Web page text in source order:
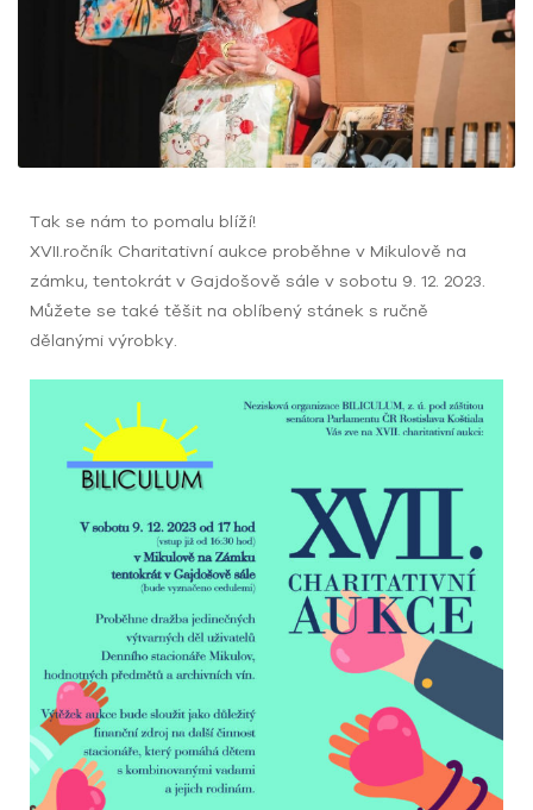
Tak se nám to pomalu blíží!
XVII.ročník Charitativní aukce proběhne v Mikulově na
zámku, tentokrát v Gajdošově sále v sobotu 9. 12. 2023.
Můžete se také těšit na oblíbený stánek s ručně
dělanými výrobky.